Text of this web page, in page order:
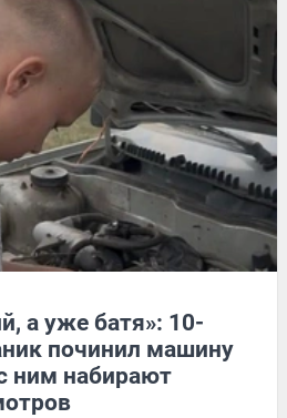
а уже батя»: 10-
починил машину
ним набирают